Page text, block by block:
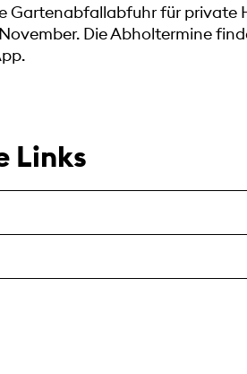
Gartenabfallabfuhr für
Die Abholtermine
Links